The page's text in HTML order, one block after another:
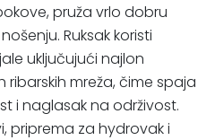
pruža vrlo dobru
Ruksak koristi
uključujući najlon
mreža, čime spaja
i naglasak na održivost.
priprema za hydrovak i